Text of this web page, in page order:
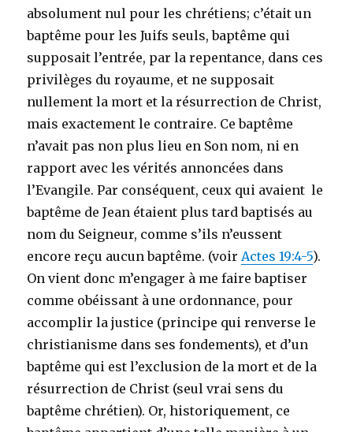
absolument nul pour les chrétiens; c’était un
baptême pour les Juifs seuls, baptême qui
supposait l’entrée, par la repentance, dans ces
privilèges du royaume, et ne supposait
nullement la mort et la résurrection de Christ,
mais exactement le contraire. Ce baptême
n’avait pas non plus lieu en Son nom, ni en
rapport avec les vérités annoncées dans
l’Evangile. Par conséquent, ceux qui avaient le
baptême de Jean étaient plus tard baptisés au
nom du Seigneur, comme s’ils n’eussent
encore reçu aucun baptême. (voir Actes 19:4-5).
On vient donc m’engager à me faire baptiser
comme obéissant à une ordonnance, pour
accomplir la justice (principe qui renverse le
christianisme dans ses fondements), et d’un
baptême qui est l’exclusion de la mort et de la
résurrection de Christ (seul vrai sens du
baptême chrétien). Or, historiquement, ce